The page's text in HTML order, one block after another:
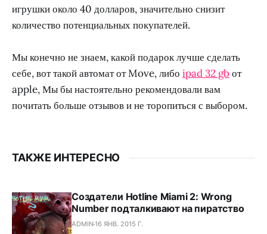
игрушки около 40 долларов, значительно снизит
количество потенциальных покупателей.
Мы конечно не знаем, какой подарок лучше сделать
себе, вот такой автомат от Move, либо ipad 32 gbот
apple, Мы бы настоятельно рекомендовали вам
почитать больше отзывов и не торопиться с выбором.
ТАКЖЕ ИНТЕРЕСНО
Создатели Hotline Miami 2: Wrong
Number подталкивают на пиратство
ADMIN16 ЯНВ. 2015 Г.